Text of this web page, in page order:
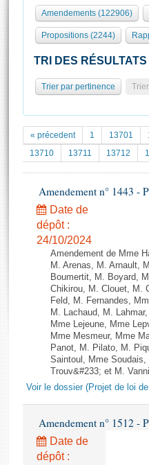
577 députés
Groupes politiques
Commissions et
Europe et
Pétitions
Documents
Projets de loi
Propositions de loi
Amendements
Textes adoptés
Rapports d'information
Rapports d'enquête
Rapports législatifs
Rapports sur l'application
Baromètre de l’application
Dossiers législatifs
Budget et sécurité sociale
Comptes rendus des débats
Organisation de
Présidence Conférence
Statistiques et
Documents de
( Constitution | Règlement
Histoire
Juniors
Anciennes législatures
Liens vers les sites
Visite virtuelle du
Assister à une séance
La Bibliothèque
Les archives
Photos libres de droit
Amendements (122906)
Propositions (2244)
TRI DES RÉSULTATS
Trier par pertinence
« précedent 1 13701
13710
13711 13712
Amendement n° 1443 -
Date de
dépôt :
24/10/2024
Amendement de Mme
M. Arenas, M. Arnault,
Boumertit, M. Boyard,
Chikirou, M. Clouet, M.
Feld, M. Fernandes,
M. Lachaud, M.
Mme Lejeune, Mme
Mme Mesmeur, Mme
Panot, M. Pilato, M.
Saintoul, Mme Soudais,
Trouv&#233; et M.
Voir le dossier (Projet de loi
Amendement n° 1512 -
Date de
dépôt :